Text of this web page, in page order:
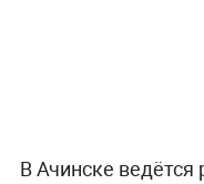
В Ачинске